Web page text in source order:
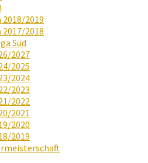
2019
2018
Süd
2027
2025
2024
2023
2022
2021
2020
2019